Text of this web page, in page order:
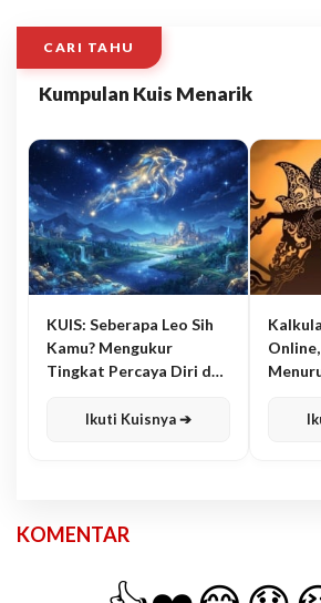
CARI TAHU
Kumpulan Kuis Menarik
KUIS: Seberapa Leo Sih
Kamu? Mengukur
Tingkat Percaya Diri dan
Ikuti Kuisnya ➔
KOMENTAR